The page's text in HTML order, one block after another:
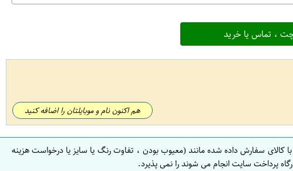
، تماس یا خرید
هم اکنون نام و موبایلتان را اضافه کنید
کالای سفارش داده شده مانند (معیوب بودن ، تفاوت رنگ یا سایز یا درخواست هزینه
پرداخت سایت انجام می شوند را نمی پذیرد.